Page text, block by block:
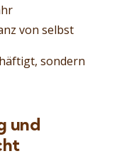
von selbst
sondern
und